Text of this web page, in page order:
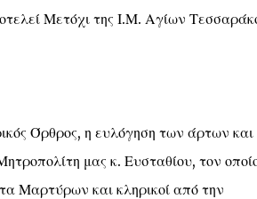
Μετόχι της Ι.Μ. Αγίων
Όρθρος, η ευλόγηση των άρτων και
μας κ. Ευσταθίου, τον
Μαρτύρων και κληρικοί από την